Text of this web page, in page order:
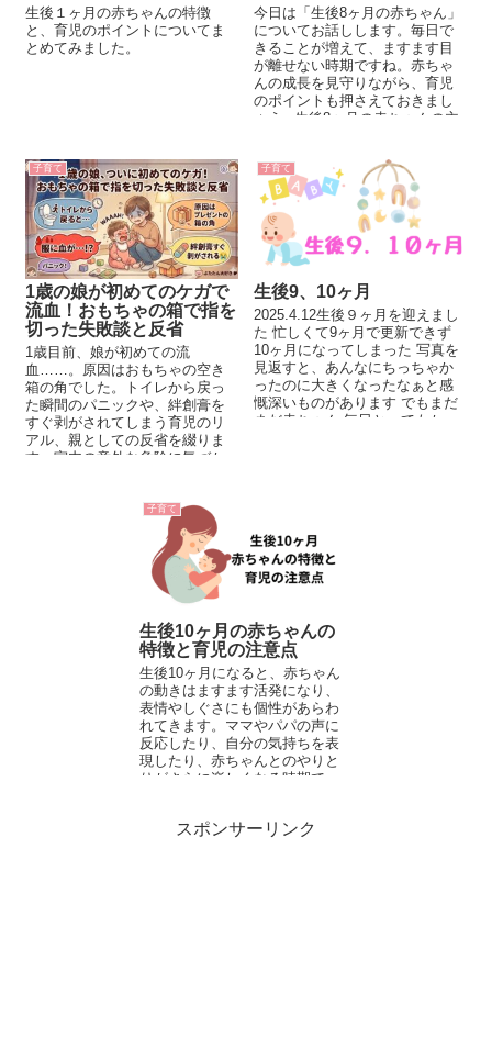
生後１ヶ月の赤ちゃんの特徴
と、育児のポイントについてま
とめてみました。
今日は「生後8ヶ月の赤ちゃん」
についてお話しします。毎日で
きることが増えて、ますます目
が離せない時期ですね。赤ちゃ
んの成長を見守りながら、育児
のポイントも押さえておきまし
ょう♪ 生後8ヶ月の赤ちゃんの主
子育て
1歳の娘が初めてのケガで
流血！おもちゃの箱で指を
切った失敗談と反省
1歳目前、娘が初めての流
血……。原因はおもちゃの空き
箱の角でした。トイレから戻っ
た瞬間のパニックや、絆創膏を
すぐ剥がされてしまう育児のリ
アル、親としての反省を綴りま
す。室内の意外な危険に気づか
子育て
生後9、10ヶ月
2025.4.12生後９ヶ月を迎えまし
た 忙しくて9ヶ月で更新できず
10ヶ月になってしまった 写真を
見返すと、あんなにちっちゃか
ったのに大きくなったなぁと感
慨深いものがあります でもまだ
まだ赤ちゃん 毎日とってもか...
子育て
生後10ヶ月の赤ちゃんの
特徴と育児の注意点
生後10ヶ月になると、赤ちゃん
の動きはますます活発になり、
表情やしぐさにも個性があらわ
れてきます。ママやパパの声に
反応したり、自分の気持ちを表
現したり、赤ちゃんとのやりと
りがさらに楽しくなる時期で
スポンサーリンク